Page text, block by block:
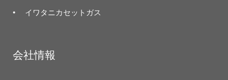
イワタニカセットガス
会社情報